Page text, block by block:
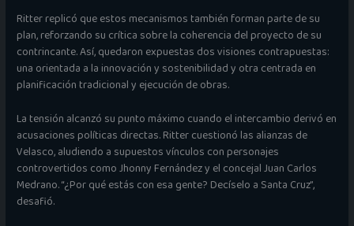
Ritter replicó que estos mecanismos también forman parte de su
plan, reforzando su crítica sobre la coherencia del proyecto de su
contrincante. Así, quedaron expuestas dos visiones contrapuestas:
una orientada a la innovación y sostenibilidad y otra centrada en
planificación tradicional y ejecución de obras.
La tensión alcanzó su punto máximo cuando el intercambio derivó en
acusaciones políticas directas. Ritter cuestionó las alianzas de
Velasco, aludiendo a supuestos vínculos con personajes
controvertidos como Jhonny Fernández y el concejal Juan Carlos
Medrano. “¿Por qué estás con esa gente? Decíselo a Santa Cruz”,
desafió.